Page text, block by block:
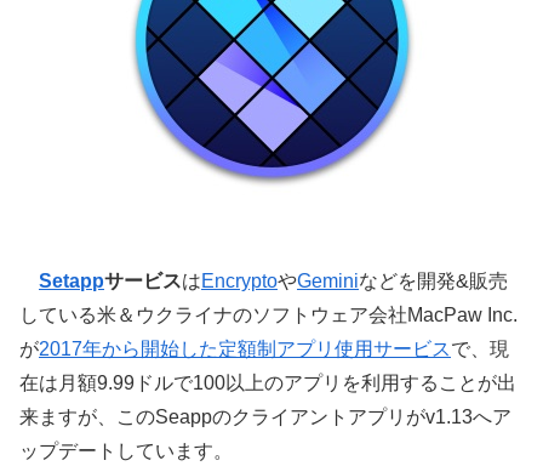
SetappサービスはEncryptoやGeminiなどを開発&販売
している米＆ウクライナのソフトウェア会社MacPaw Inc.
が2017年から開始した定額制アプリ使用サービスで、現
在は月額9.99ドルで100以上のアプリを利用することが出
来ますが、このSeappのクライアントアプリがv1.13へア
ップデートしています。